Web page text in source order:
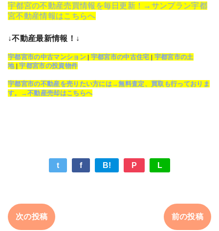
宇都宮の不動産売買情報を毎日更新！→サンプラン宇都
宮不動産情報はこちらへ
↓不動産最新情報！↓
宇都宮市の中古マンション| 宇都宮市の中古住宅 | 宇都宮市の土
地|宇都宮市の投資物件
宇都宮市の不動産を売りたい方には→無料査定、買取も行っておりま
す。→不動産売却はこちらへ
t f B! P L
次の投稿 前の投稿